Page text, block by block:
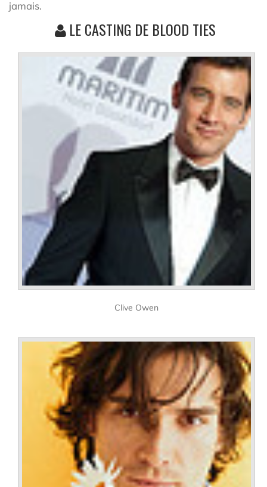
jamais.
LE CASTING DE BLOOD TIES
Clive Owen